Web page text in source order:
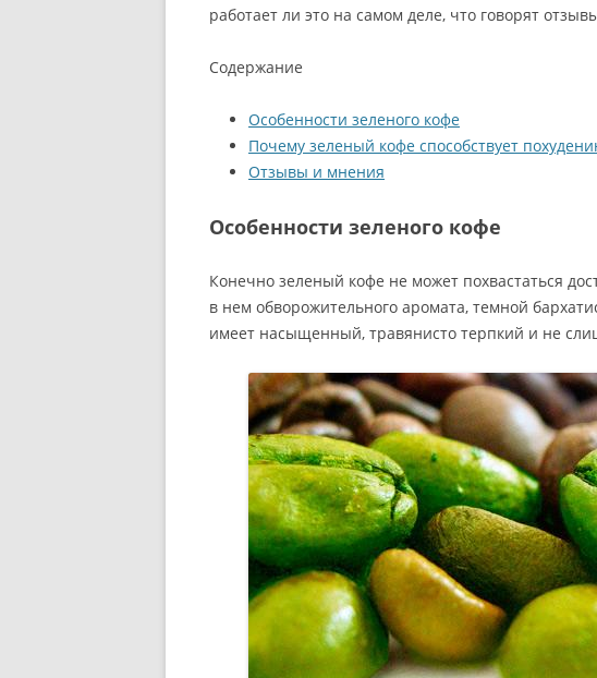
работает ли это на самом деле, что говорят
Содержание
Особенности зеленого кофе
Почему зеленый кофе способствует
Отзывы и мнения
Особенности зеленого кофе
Конечно зеленый кофе не может похвастаться
в нем обворожительного аромата, темной
имеет насыщенный, травянисто терпкий и не